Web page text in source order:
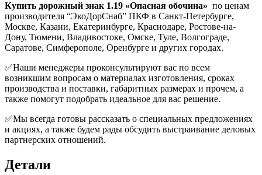
Купить дорожный знак 1.19 «Опасная обочина» по ценам
производителя “ЭкоДорСнаб” ПКФ в Санкт-Петербурге,
Москве, Казани, Екатеринбурге, Краснодаре, Ростове-на-
Дону, Тюмени, Владивостоке, Омске, Туле, Волгограде,
Саратове, Симферополе, Оренбурге и других городах.
✅Наши менеджеры проконсультируют вас по всем
возникшим вопросам о материалах изготовления, сроках
производства и поставки, габаритных размерах и прочем, а
также помогут подобрать идеальное для вас решение.
✅Мы всегда готовы рассказать о специальных предложениях
и акциях, а также будем рады обсудить выстраивание деловых
партнерских отношений.
Детали